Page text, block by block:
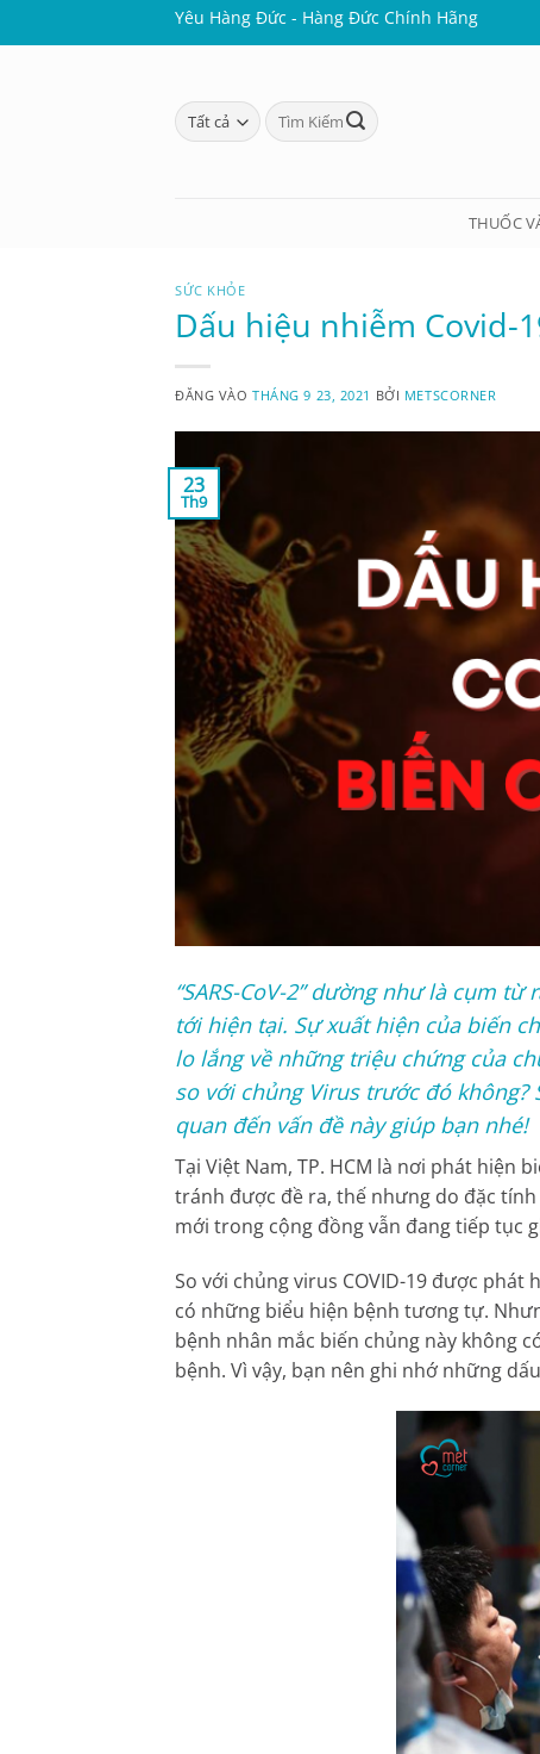
qua
Yêu Hàng Đức - Hàng Đức Chính Hãng
Tìm
kiếm:
THUỐC
SỨC KHỎE
Dấu hiệu nhiễm
ĐĂNG VÀOTHÁNG 9 23, 2021 BỞI METSCORNER
23
Th9
“SARS-CoV-2” dường như là cụm
tới hiện tại. Sự xuất hiện của biến
lo lắng về những triệu chứng của
so với chủng Virus trước đó không?
quan đến vấn đề này giúp bạn nhé!
Tại Việt Nam, TP. HCM là nơi phát hiện
tránh được đề ra, thế nhưng do đặc
mới trong cộng đồng vẫn đang tiếp tục
So với chủng virus COVID-19 được
có những biểu hiện bệnh tương tự.
bệnh nhân mắc biến chủng này không
bệnh. Vì vậy, bạn nên ghi nhớ những